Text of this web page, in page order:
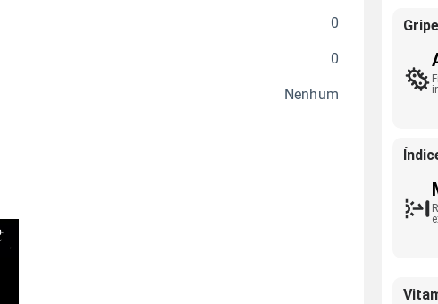
0
0
Nenhum